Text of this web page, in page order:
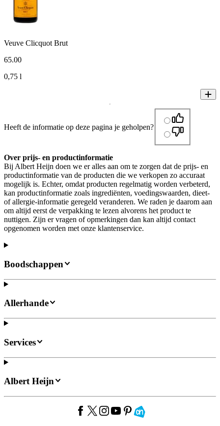
Veuve Clicquot Brut
65.00
0,75 l
Heeft de informatie op deze pagina je geholpen?
Over prijs- en productinformatie
Bij Albert Heijn doen we er alles aan om te zorgen dat de prijs- en
productinformatie van de producten die we verkopen zo accuraat
mogelijk is. Echter, omdat producten regelmatig worden verbeterd,
kan productinformatie zoals ingrediënten, voedingswaarden, dieet-
of allergie-informatie geregeld veranderen. We raden je daarom aan
om altijd eerst de verpakking te lezen alvorens het product te
nuttigen. Zijn er vragen of opmerkingen dan kan altijd contact
opgenomen worden met onze klantenservice.
Boodschappen
Allerhande
Services
Albert Heijn